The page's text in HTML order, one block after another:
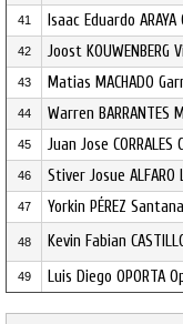
41 Isaac Eduardo ARAYA
42 Joost KOUWENBERG
43 Matias MACHADO
44 Warren BARRANTES
45 Juan Jose CORRALES
46 Stiver Josue ALFARO
47 Yorkin PÉREZ Santana
48 Kevin Fabian
49 Luis Diego OPORTA